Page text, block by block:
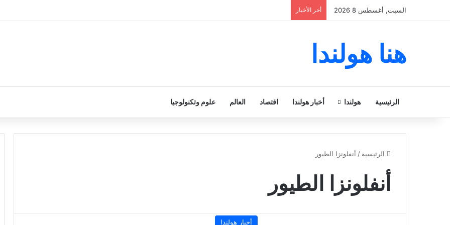
السبت, أغسطس 8 2026 أخر الأخبار
هنا هولندا
الرئيسية هولندا أخبار هولندا اقتصاد العالم علوم وتكنولوجيا
الرئيسية / أنفلونزا الطيور
أنفلونزا الطيور
أخبار هولندا